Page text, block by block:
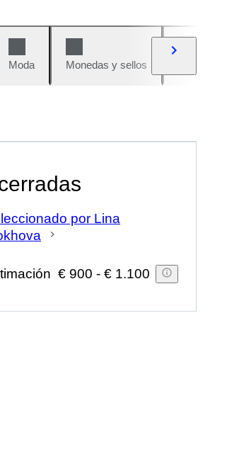
Moda Monedas y sellos
por Lina
€ 900 - € 1.100